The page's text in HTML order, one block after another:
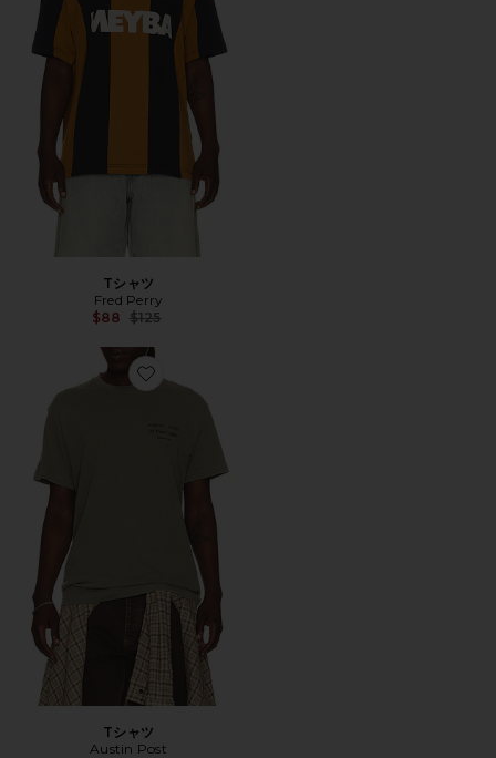
Tシャツ
Fred Perry
$88 Previous price:
$125
Favorite Tシャツ
Tシャツ
Austin Post